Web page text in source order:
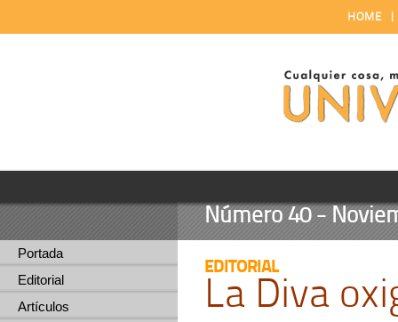
HOME
Número 40 -
Portada
Editorial
Artículos
EDITORIAL
La Diva